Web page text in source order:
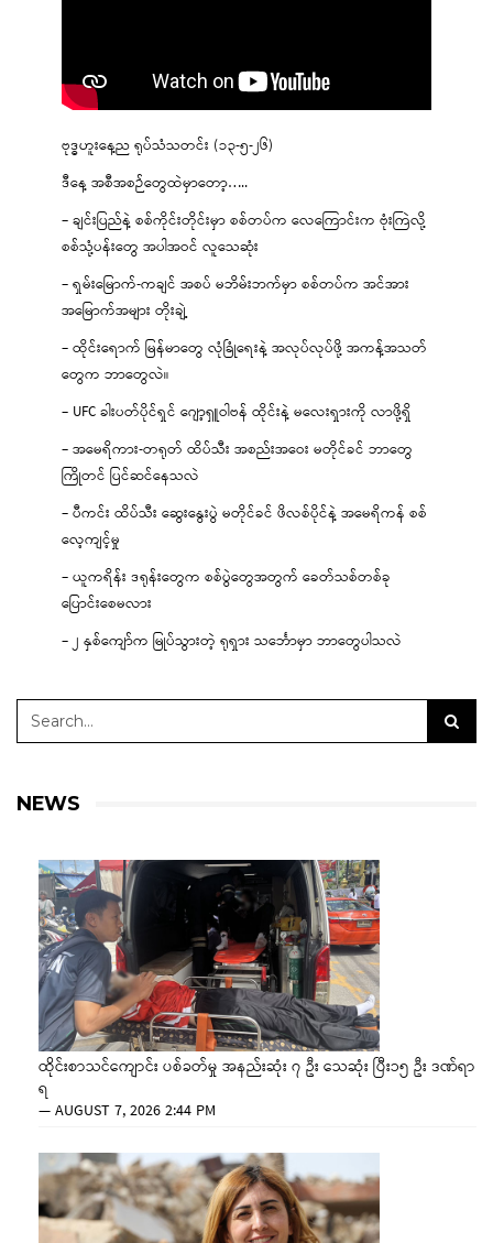
ဗုဒ္ဓဟူးနေ့ည ရုပ်သံသတင်း (၁၃-၅-၂၆)
ဒီနေ့ အစီအစဉ်တွေထဲမှာတော့…..
– ချင်းပြည်နဲ့ စစ်ကိုင်းတိုင်းမှာ စစ်တပ်က လေကြောင်းက ဗုံးကြဲလို့
စစ်သုံ့ပန်းတွေ အပါအဝင် လူသေဆုံး
– ရှမ်းမြောက်-ကချင် အစပ် မဘိမ်းဘက်မှာ စစ်တပ်က အင်အား
အမြောက်အများ တိုးချဲ့
– ထိုင်းရောက် မြန်မာတွေ လုံခြုံရေးနဲ့ အလုပ်လုပ်ဖို့ အကန့်အသတ်
တွေက ဘာတွေလဲ။
– UFC ခါးပတ်ပိုင်ရှင် ဂျော့ရှူဝါဗန် ထိုင်းနဲ့ မလေးရှားကို လာဖို့ရှိ
– အမေရိကား-တရုတ် ထိပ်သီး အစည်းအဝေး မတိုင်ခင် ဘာတွေ
ကြိုတင် ပြင်ဆင်နေသလဲ
– ပီကင်း ထိပ်သီး ဆွေးနွေးပွဲ မတိုင်ခင် ဖိလစ်ပိုင်နဲ့ အမေရိကန် စစ်
လေ့ကျင့်မှု
– ယူကရိန်း ဒရုန်းတွေက စစ်ပွဲတွေအတွက် ခေတ်သစ်တစ်ခု
ပြောင်းစေမလား
– ၂ နှစ်ကျော်က မြုပ်သွားတဲ့ ရုရှား သင်္ဘောမှာ ဘာတွေပါသလဲ
NEWS
ထိုင်းစာသင်ကျောင်း ပစ်ခတ်မှု အနည်းဆုံး ၇ ဦး သေဆုံး ပြီး၁၅ ဦး ဒဏ်ရာ
ရ
—AUGUST 7, 2026 2:44 PM